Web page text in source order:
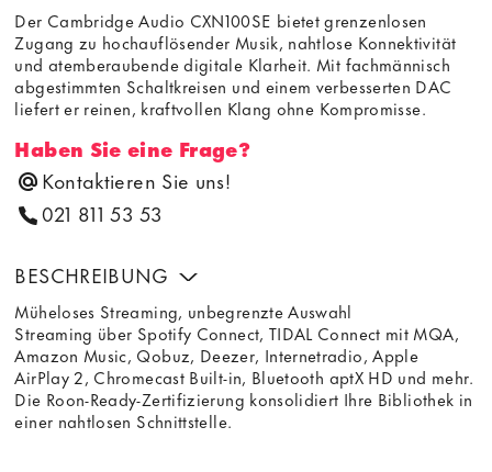
Der Cambridge Audio CXN100SE bietet grenzenlosen
Zugang zu hochauflösender Musik, nahtlose Konnektivität
und atemberaubende digitale Klarheit. Mit fachmännisch
abgestimmten Schaltkreisen und einem verbesserten DAC
liefert er reinen, kraftvollen Klang ohne Kompromisse.
Haben Sie eine Frage?
Kontaktieren Sie uns!
021 811 53 53
BESCHREIBUNG
Müheloses Streaming, unbegrenzte Auswahl
Streaming über Spotify Connect, TIDAL Connect mit MQA,
Amazon Music, Qobuz, Deezer, Internetradio, Apple
AirPlay 2, Chromecast Built-in, Bluetooth aptX HD und mehr.
Die Roon-Ready-Zertifizierung konsolidiert Ihre Bibliothek in
einer nahtlosen Schnittstelle.